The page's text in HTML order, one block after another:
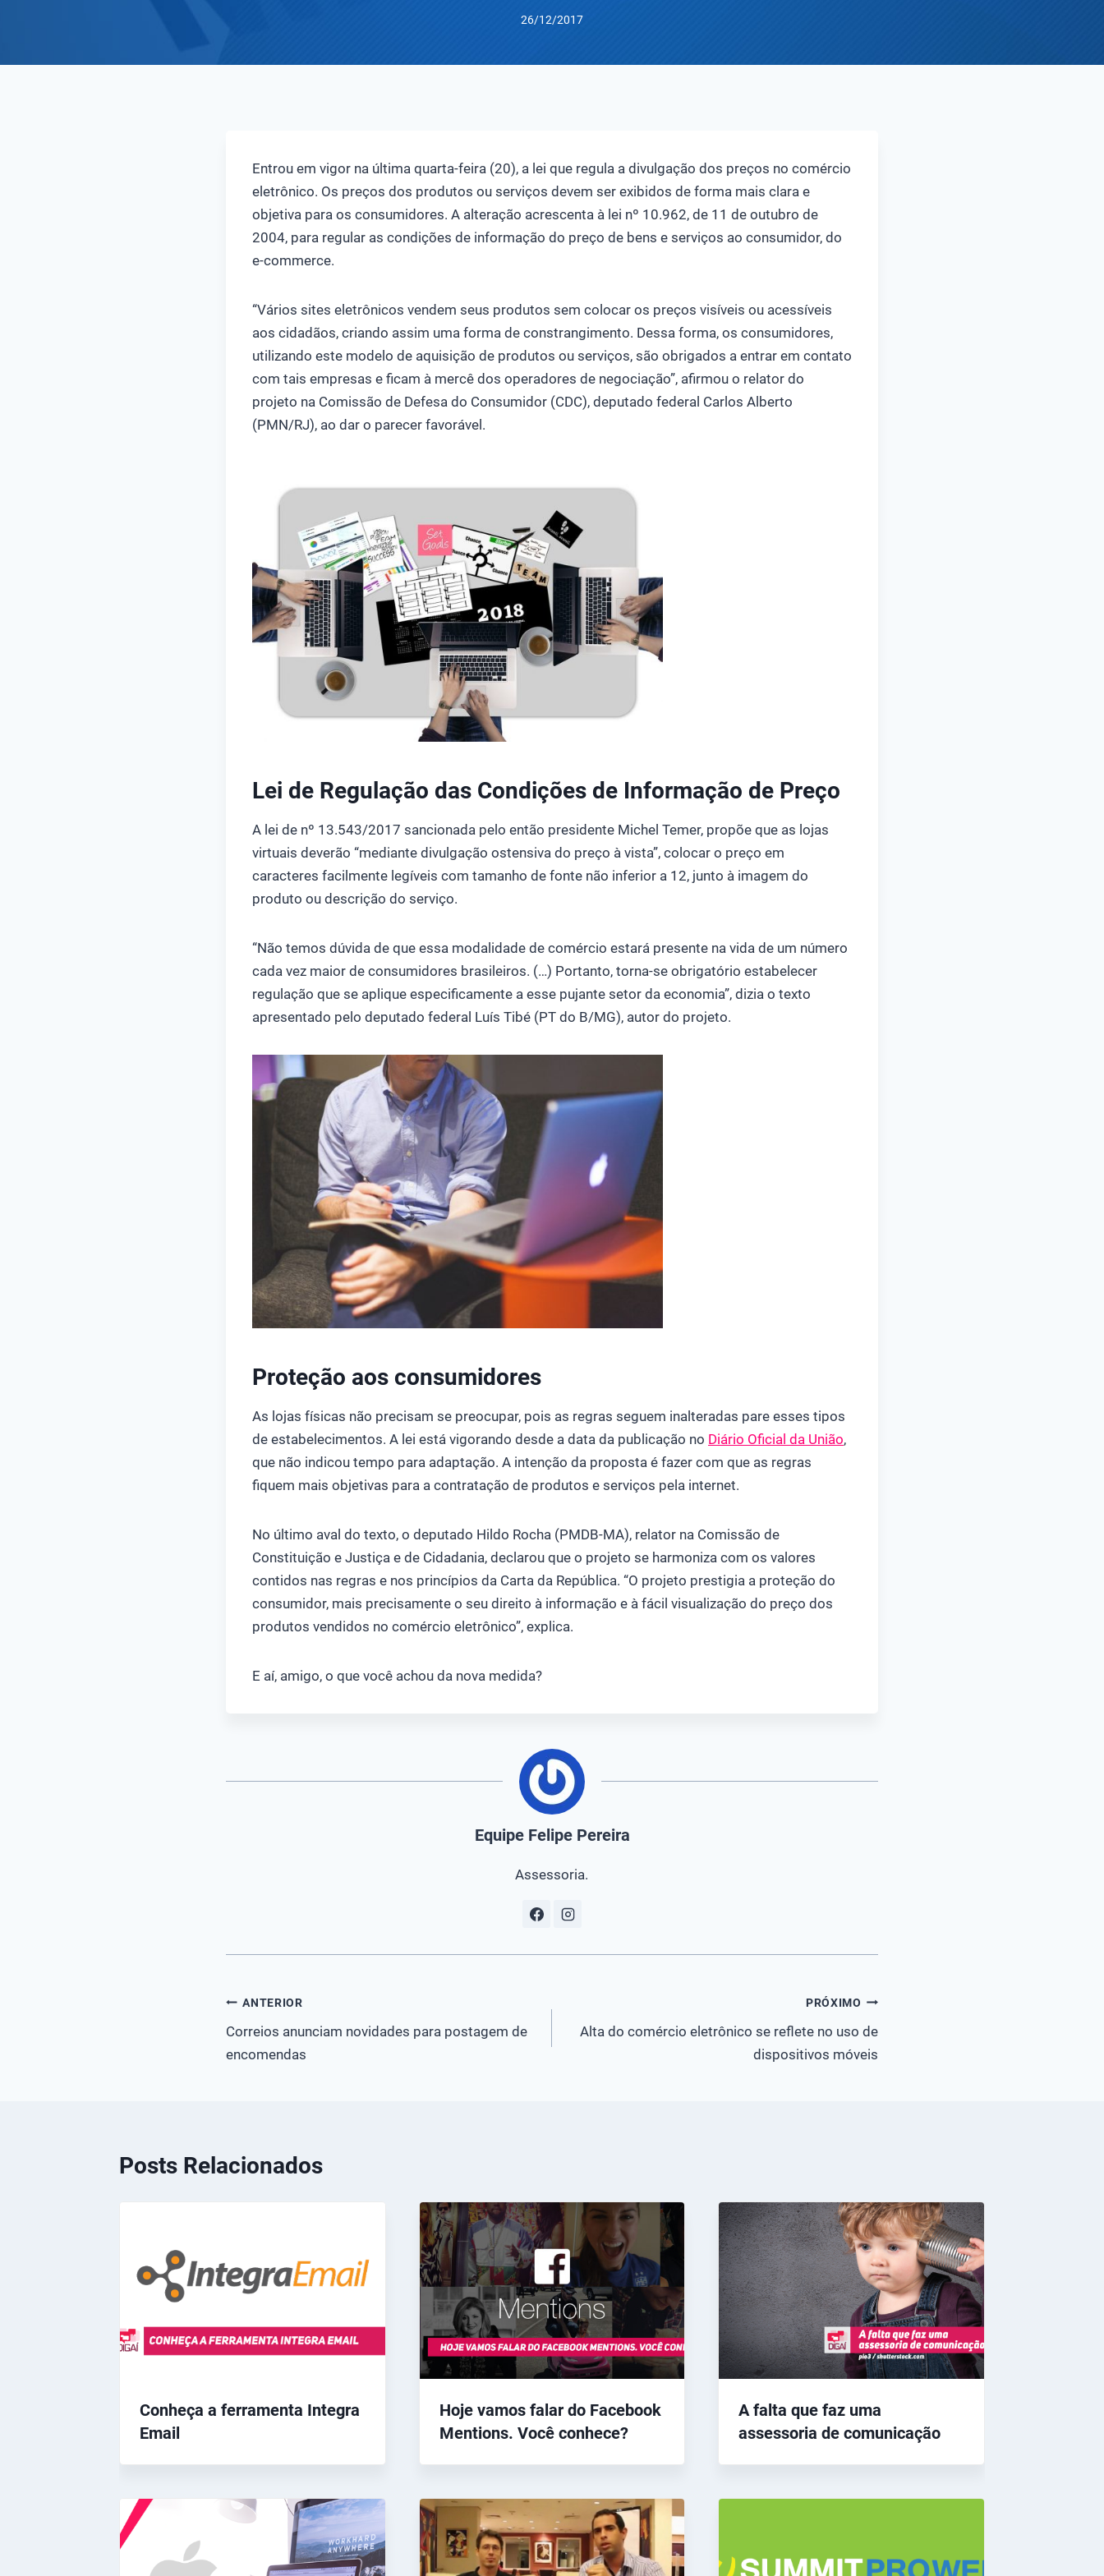
26/12/2017
Entrou em vigor na última quarta-feira (20), a lei que regula a divulgação dos preços no comércio
eletrônico. Os preços dos produtos ou serviços devem ser exibidos de forma mais clara e
objetiva para os consumidores. A alteração acrescenta à lei nº 10.962, de 11 de outubro de
2004, para regular as condições de informação do preço de bens e serviços ao consumidor, do
e-commerce.
“Vários sites eletrônicos vendem seus produtos sem colocar os preços visíveis ou acessíveis
aos cidadãos, criando assim uma forma de constrangimento. Dessa forma, os consumidores,
utilizando este modelo de aquisição de produtos ou serviços, são obrigados a entrar em contato
com tais empresas e ficam à mercê dos operadores de negociação”, afirmou o relator do
projeto na Comissão de Defesa do Consumidor (CDC), deputado federal Carlos Alberto
(PMN/RJ), ao dar o parecer favorável.
Lei de Regulação das Condições de Informação de Preço
A lei de nº 13.543/2017 sancionada pelo então presidente Michel Temer, propõe que as lojas
virtuais deverão “mediante divulgação ostensiva do preço à vista”, colocar o preço em
caracteres facilmente legíveis com tamanho de fonte não inferior a 12, junto à imagem do
produto ou descrição do serviço.
“Não temos dúvida de que essa modalidade de comércio estará presente na vida de um número
cada vez maior de consumidores brasileiros. (…) Portanto, torna-se obrigatório estabelecer
regulação que se aplique especificamente a esse pujante setor da economia”, dizia o texto
apresentado pelo deputado federal Luís Tibé (PT do B/MG), autor do projeto.
Proteção aos consumidores
As lojas físicas não precisam se preocupar, pois as regras seguem inalteradas pare esses tipos
de estabelecimentos. A lei está vigorando desde a data da publicação no Diário Oficial da União,
que não indicou tempo para adaptação. A intenção da proposta é fazer com que as regras
fiquem mais objetivas para a contratação de produtos e serviços pela internet.
No último aval do texto, o deputado Hildo Rocha (PMDB-MA), relator na Comissão de
Constituição e Justiça e de Cidadania, declarou que o projeto se harmoniza com os valores
contidos nas regras e nos princípios da Carta da República. “O projeto prestigia a proteção do
consumidor, mais precisamente o seu direito à informação e à fácil visualização do preço dos
produtos vendidos no comércio eletrônico”, explica.
E aí, amigo, o que você achou da nova medida?
Equipe Felipe Pereira
Assessoria.
Navegação
de
ANTERIOR
Correios anunciam novidades para postagem de
encomendas
PRÓXIMO
Alta do comércio eletrônico se reflete no uso de
dispositivos móveis
Posts Relacionados
Conheça a ferramenta Integra
Email
Hoje vamos falar do Facebook
Mentions. Você conhece?
A falta que faz uma
assessoria de comunicação